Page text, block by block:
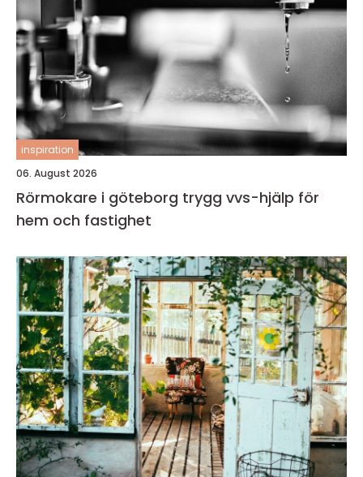
inspiration
06. August 2026
Rörmokare i göteborg trygg vvs-hjälp för
hem och fastighet